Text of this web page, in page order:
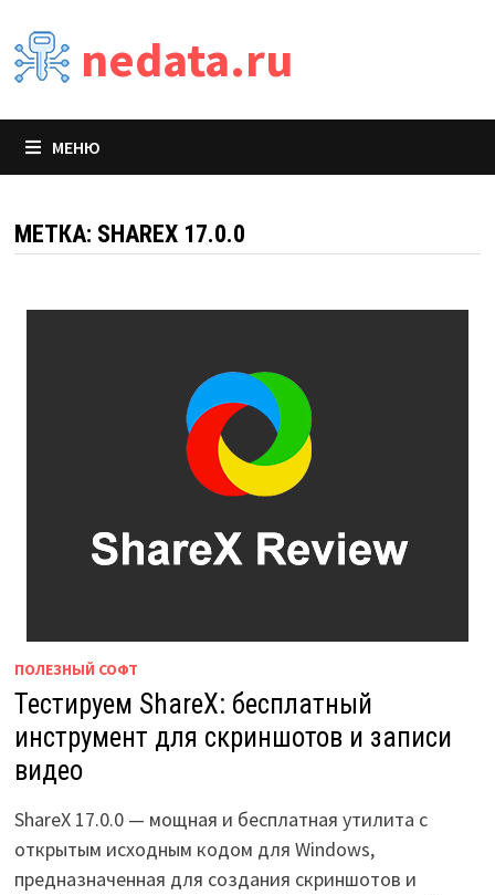
содержимомуnedata.ru
МЕНЮ
МЕТКА: SHAREX 17.0.0
ПОЛЕЗНЫЙ СОФТ
Тестируем ShareX: бесплатный
инструмент для скриншотов и записи
видео
ShareX 17.0.0 — мощная и бесплатная утилита с
открытым исходным кодом для Windows,
предназначенная для создания скриншотов и